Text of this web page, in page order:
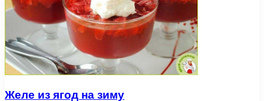
Желе из ягод на зиму